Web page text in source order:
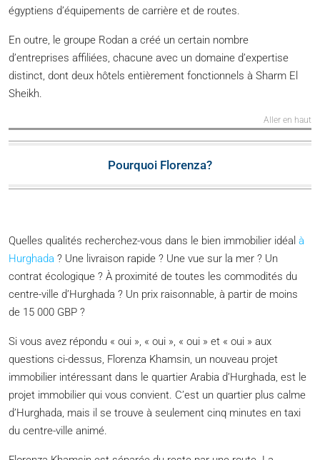
égyptiens d’équipements de carrière et de routes.
En outre, le groupe Rodan a créé un certain nombre
d’entreprises affiliées, chacune avec un domaine d’expertise
distinct, dont deux hôtels entièrement fonctionnels à Sharm El
Sheikh.
Aller en haut
Pourquoi Florenza?
Quelles qualités recherchez-vous dans le bien immobilier idéal à
Hurghada ? Une livraison rapide ? Une vue sur la mer ? Un
contrat écologique ? À proximité de toutes les commodités du
centre-ville d’Hurghada ? Un prix raisonnable, à partir de moins
de 15 000 GBP ?
Si vous avez répondu « oui », « oui », « oui » et « oui » aux
questions ci-dessus, Florenza Khamsin, un nouveau projet
immobilier intéressant dans le quartier Arabia d’Hurghada, est le
projet immobilier qui vous convient. C’est un quartier plus calme
d’Hurghada, mais il se trouve à seulement cinq minutes en taxi
du centre-ville animé.